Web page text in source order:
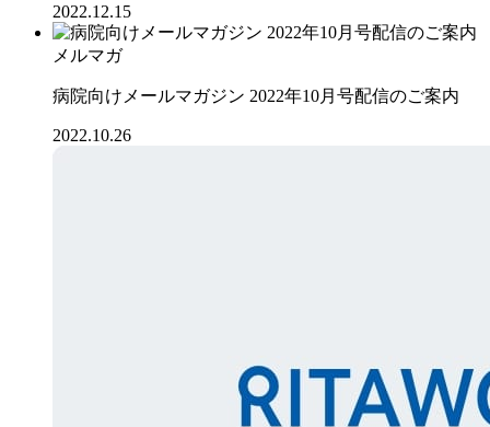
2022.12.15
メルマガ
病院向けメールマガジン 2022年10月号配信のご案内
2022.10.26